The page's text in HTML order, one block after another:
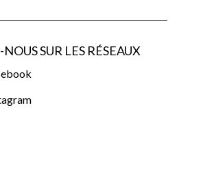
SUR LES RÉSEAUX